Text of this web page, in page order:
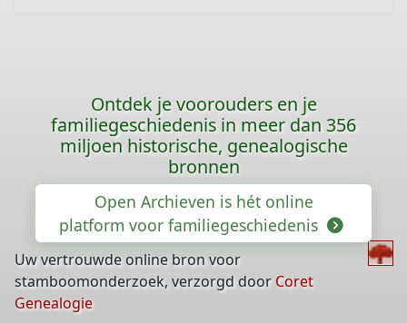
Ontdek je voorouders en je
familiegeschiedenis in meer dan 356
miljoen historische, genealogische
bronnen
Open Archieven is hét online
platform voor familiegeschiedenis
Uw vertrouwde online bron voor
stamboomonderzoek, verzorgd door Coret
Genealogie